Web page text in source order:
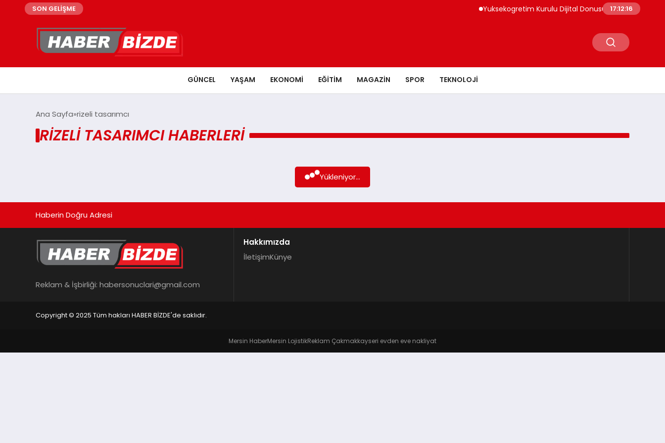
SON GELİŞME Yuksekogretim Kurulu Dijital Donusum Icin Bilisim
17:12:16
GÜNCEL YAŞAM EKONOMI EĞITIM MAGAZIN SPOR TEKNOLOJI
Ana Sayfa rizeli tasarımcı
RIZELI TASARIMCI HABERLERI
Yükleniyor...
Haberin Doğru Adresi
Reklam & İşbirliği: habersonuclari@gmail.com
Hakkımızda
İletişimKünye
Copyright © 2025 Tüm hakları HABER BİZDE'de saklıdır.
Mersin HaberMersin LojistikReklam Çakmakkayseri evden eve nakliyat